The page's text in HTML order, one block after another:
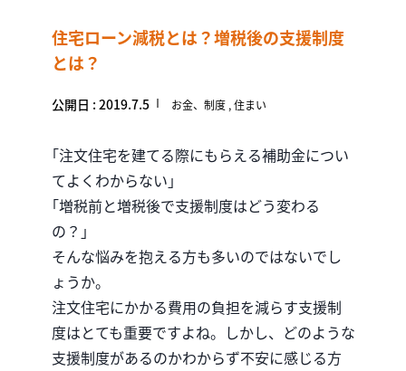
住宅ローン減税とは？増税後の支援制度
とは？
公開日 : 2019.7.5 お金、制度 住まい
｢注文住宅を建てる際にもらえる補助金につい
てよくわからない｣
｢増税前と増税後で支援制度はどう変わる
の？｣
そんな悩みを抱える方も多いのではないでし
ょうか。
注文住宅にかかる費用の負担を減らす支援制
度はとても重要ですよね。しかし、どのような
支援制度があるのかわからず不安に感じる方